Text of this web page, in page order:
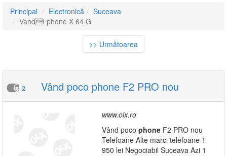
Principal Electronică
Suceava
VandI phone X 64 G
>> Următoarea
2 Vând poco phone F2 PRO nou
www.olx.ro
Vând poco phone F2 PRO nou
Telefoane Alte marci telefoane 1
950 lei Negociabil Suceava Azi 1